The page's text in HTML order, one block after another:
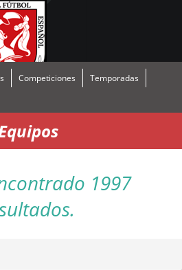
Competiciones
Temporadas
1997